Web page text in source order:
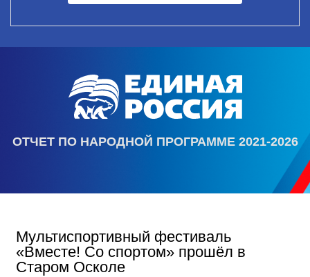
ОТЧЕТ ПО НАРОДНОЙ ПРОГРАММЕ 2021-2026
Мультиспортивный фестиваль
«Вместе! Со спортом» прошёл в
Старом Осколе